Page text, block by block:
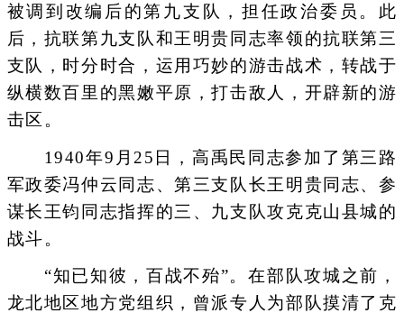
被调到改编后的第九支队，担任政治委员。此
后，抗联第九支队和王明贵同志率领的抗联第三
支队，时分时合，运用巧妙的游击战术，转战于
纵横数百里的黑嫩平原，打击敌人，开辟新的游
击区。
1940年9月25日，高禹民同志参加了第三路
军政委冯仲云同志、第三支队长王明贵同志、参
谋长王钧同志指挥的三、九支队攻克克山县城的
战斗。
“知已知彼，百战不殆”。在部队攻城之前，
龙北地区地方党组织，曾派专人为部队摸清了克